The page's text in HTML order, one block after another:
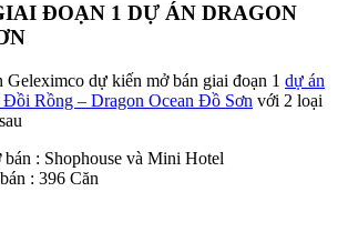
ĐOẠN 1 DỰ ÁN DRAGON
Geleximco dự kiến mở bán giai đoạn 1 dự án
Rồng – Dragon Ocean Đồ Sơn với 2 loại
bán : Shophouse và Mini Hotel
: 396 Căn